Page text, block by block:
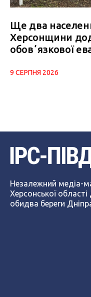
Ще два
Херсонщини
обовʼязкової
9 СЕРПНЯ 2026
Незалежний медіа-
Херсонської
обидва береги